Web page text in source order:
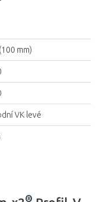
®
mm)
VK levé